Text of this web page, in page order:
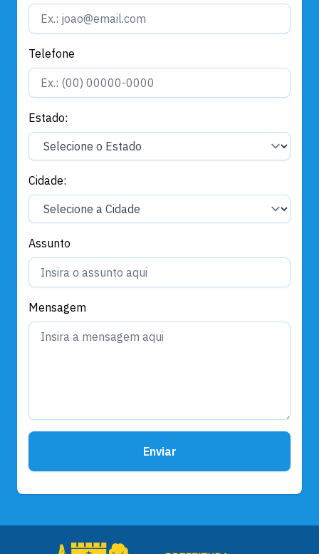
Telefone
Estado:
Cidade:
Assunto
Mensagem
Enviar